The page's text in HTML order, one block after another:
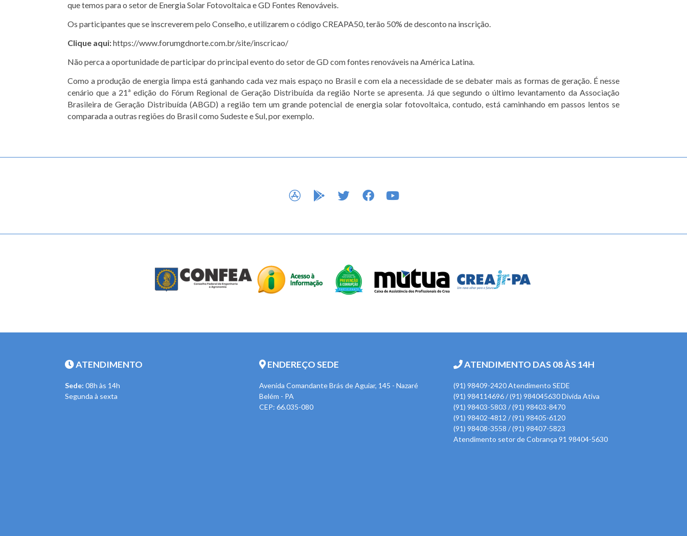
que temos para o setor de Energia Solar Fotovoltaica e GD Fontes Renováveis.
Os participantes que se inscreverem pelo Conselho, e utilizarem o código CREAPA50, terão 50% de desconto na inscrição.
Clique aqui:https://www.forumgdnorte.com.br/site/inscricao/
Não perca a oportunidade de participar do principal evento do setor de GD com fontes renováveis na América Latina.
Como a produção de energia limpa está ganhando cada vez mais espaço no Brasil e com ela a necessidade de se debater mais as formas de geração. É nesse
cenário que a 21ª edição do Fórum Regional de Geração Distribuída da região Norte se apresenta. Já que segundo o último levantamento da Associação
Brasileira de Geração Distribuída (ABGD) a região tem um grande potencial de energia solar fotovoltaica, contudo, está caminhando em passos lentos se
comparada a outras regiões do Brasil como Sudeste e Sul, por exemplo.
APP STOREGOOGLE PLAY
TWITTERFACEBOOK
ATENDIMENTO
Sede: 08h às 14h
Segunda à sexta
ENDEREÇO SEDE
Avenida Comandante Brás de Aguiar, 145 - Nazaré
Belém - PA
CEP: 66.035-080
ATENDIMENTO DAS 08 ÀS 14H
(91) 98409-2420 Atendimento SEDE
(91) 984114696 / (91) 984045630 Divida Ativa
(91) 98403-5803 / (91) 98403-8470
(91) 98402-4812 / (91) 98405-6120
(91) 98408-3558 / (91) 98407-5823
Atendimento setor de Cobrança 91 98404-5630